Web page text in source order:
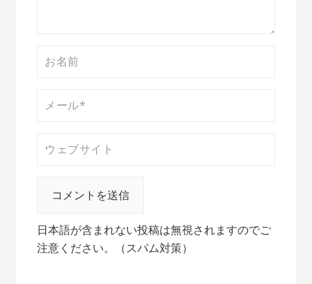
日本語が含まれない投稿は無視されますのでご
注意ください。（スパム対策）